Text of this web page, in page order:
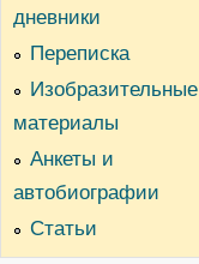
дневники
Переписка
Изобразительные
материалы
Анкеты и
автобиографии
Статьи